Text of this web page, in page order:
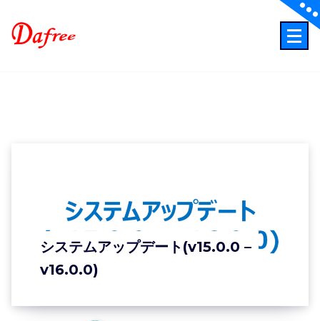
content
システムアップデート(v15.0.0 –
v16.0.0)